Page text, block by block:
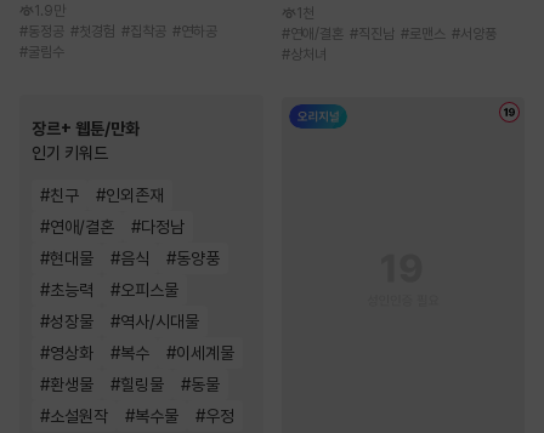
1.9만
#동정공 #첫경험 #집착공 #연하공
#굴림수
장르+ 웹툰/만화
인기 키워드
#친구 #인외존재
#연애/결혼 #다정남
#현대물 #음식 #동양풍
#초능력 #오피스물
#성장물 #역사/시대물
#영상화 #복수 #이세계물
#환생물 #힐링물 #동물
#소설원작 #복수물 #우정
1천
#연애/결혼 #직진남 #로맨스 #서양풍
#상처녀